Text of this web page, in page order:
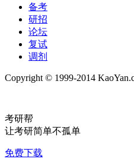
备考
研招
论坛
复试
调剂
Copyright © 1999-2014
考研帮
让考研简单不孤单
免费下载